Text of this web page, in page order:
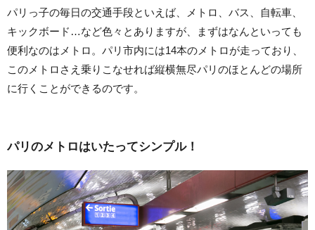
パリっ子の毎日の交通手段といえば、メトロ、バス、自転車、
キックボード…など色々とありますが、まずはなんといっても
便利なのはメトロ。パリ市内には14本のメトロが走っており、
このメトロさえ乗りこなせれば縦横無尽パリのほとんどの場所
に行くことができるのです。
パリのメトロはいたってシンプル！